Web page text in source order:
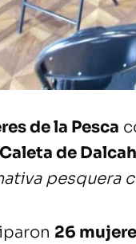
de la Pesca
Caleta de
pesquera
26